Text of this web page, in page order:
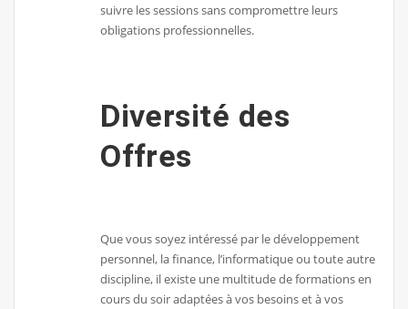
suivre les sessions sans compromettre leurs
obligations professionnelles.
Diversité des
Offres
Que vous soyez intéressé par le développement
personnel, la finance, l’informatique ou toute autre
discipline, il existe une multitude de formations en
cours du soir adaptées à vos besoins et à vos